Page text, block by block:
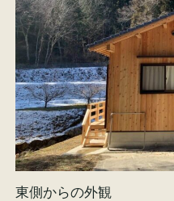
東側からの外観